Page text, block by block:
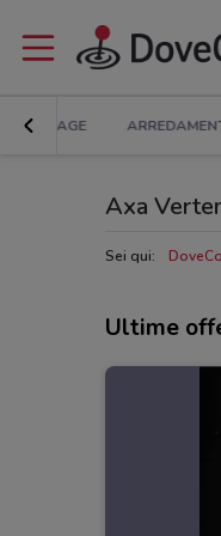
BRICOLAGE
Axa
Sei qui:
Ultime